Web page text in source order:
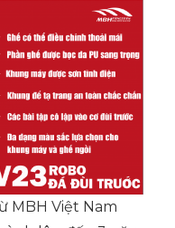
MBH Việt Nam